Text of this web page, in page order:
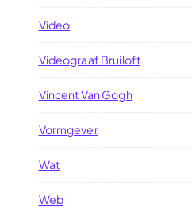
Video
Videograaf Bruiloft
Vincent Van Gogh
Vormgever
Wat
Web